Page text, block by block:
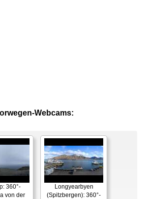
Webcams:
360°-
von der
Longyearbyen
(Spitzbergen): 360°-